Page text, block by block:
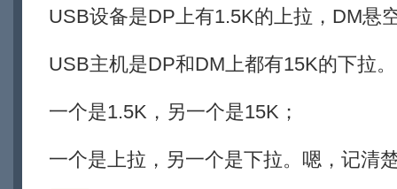
USB设备是DP上有1.5K的上拉，DM悬
USB主机是DP和DM上都有15K的下拉。
一个是1.5K，另一个是15K；
一个是上拉，另一个是下拉。嗯，记清